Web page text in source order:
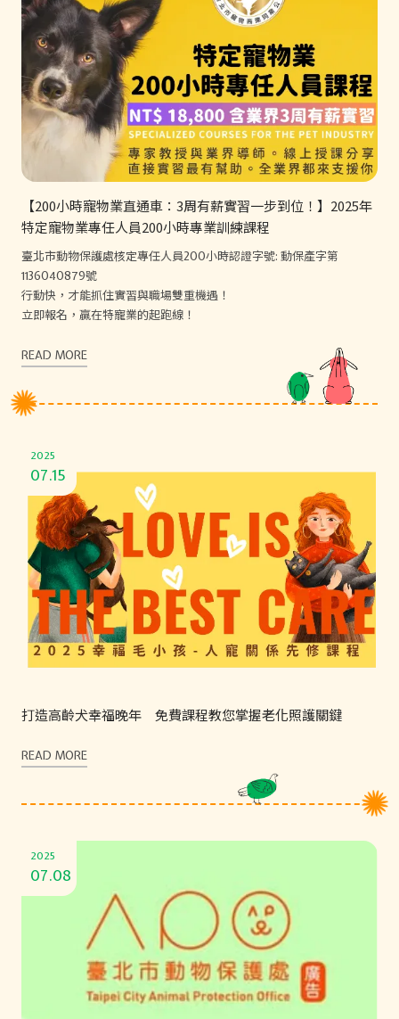
【200小時寵物業直通車：3周有薪實習一步到位！】2025年
特定寵物業專任人員200小時專業訓練課程
臺北市動物保護處核定專任人員200小時認證字號: 動保產字第
1136040879號
行動快，才能抓住實習與職場雙重機遇！
立即報名，贏在特寵業的起跑線！
READ MORE
2025
07.15
打造高齡犬幸福晚年 免費課程教您掌握老化照護關鍵
READ MORE
2025
07.08